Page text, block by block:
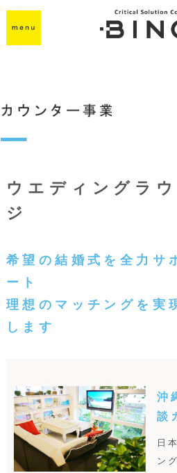
ウエディングラウ
ジ
希望の結婚式を全力サ
ート
理想のマッチングを実
します
沖
談
日
ン